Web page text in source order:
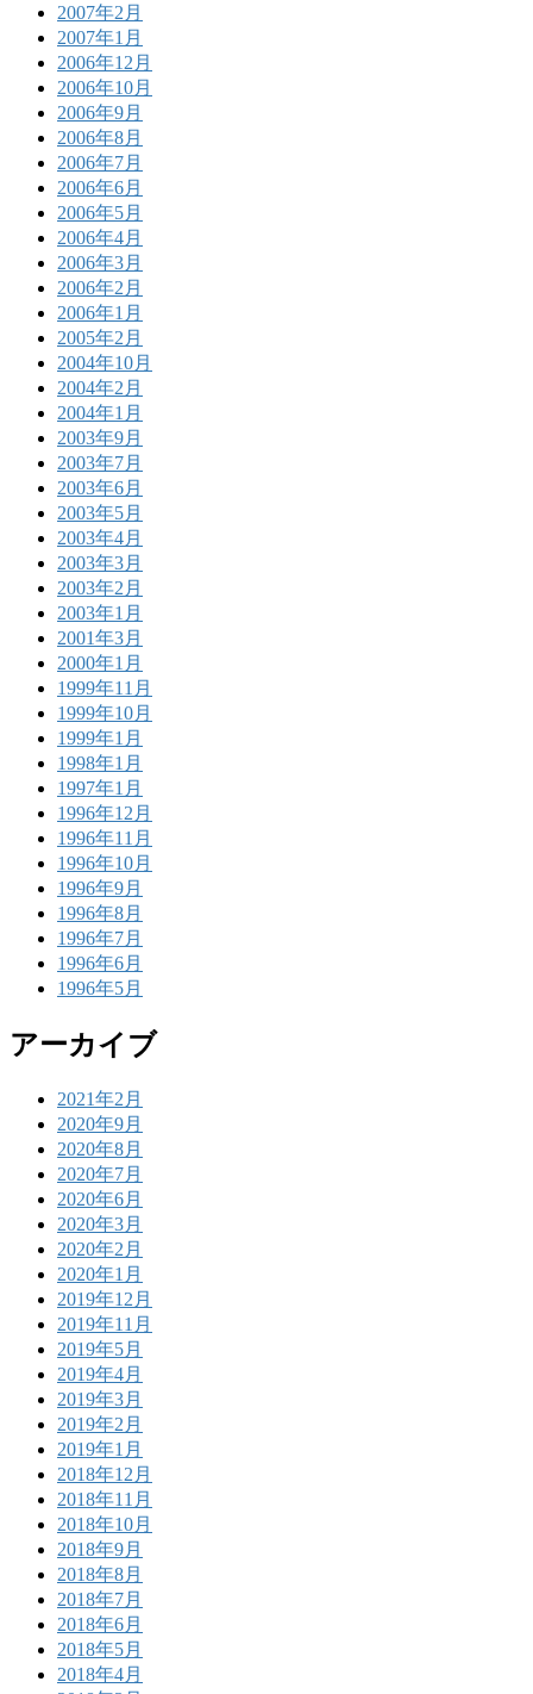
2007年2月
2007年1月
2006年12月
2006年10月
2006年9月
2006年8月
2006年7月
2006年6月
2006年5月
2006年4月
2006年3月
2006年2月
2006年1月
2005年2月
2004年10月
2004年2月
2004年1月
2003年9月
2003年7月
2003年6月
2003年5月
2003年4月
2003年3月
2003年2月
2003年1月
2001年3月
2000年1月
1999年11月
1999年10月
1999年1月
1998年1月
1997年1月
1996年12月
1996年11月
1996年10月
1996年9月
1996年8月
1996年7月
1996年6月
1996年5月
アーカイブ
2021年2月
2020年9月
2020年8月
2020年7月
2020年6月
2020年3月
2020年2月
2020年1月
2019年12月
2019年11月
2019年5月
2019年4月
2019年3月
2019年2月
2019年1月
2018年12月
2018年11月
2018年10月
2018年9月
2018年8月
2018年7月
2018年6月
2018年5月
2018年4月